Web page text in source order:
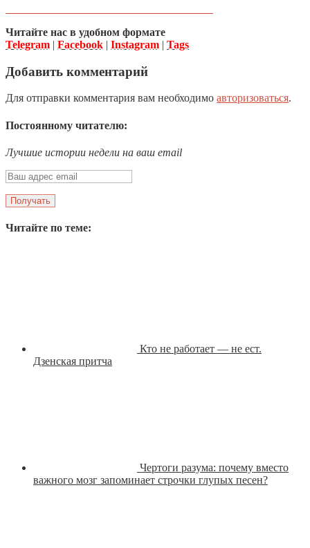
Читайте нас в удобном формате
Telegram | Facebook | Instagram | Tags
Добавить комментарий
Для отправки комментария вам необходимо авторизоваться.
Постоянному читателю:
Лучшие истории недели на ваш email
Читайте по теме:
Кто не работает — не ест.
Дзенская притча
Чертоги разума: почему вместо
важного мозг запоминает строчки глупых песен?